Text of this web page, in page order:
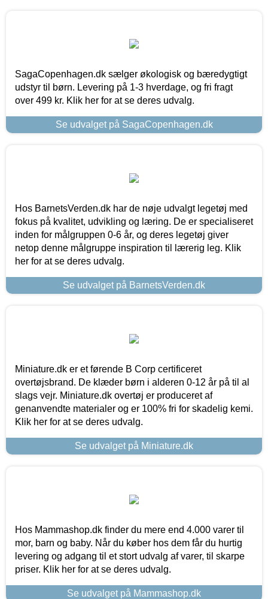
SagaCopenhagen.dk sælger økologisk og bæredygtigt
udstyr til børn. Levering på 1-3 hverdage, og fri fragt
over 499 kr. Klik her for at se deres udvalg.
Se udvalget på SagaCopenhagen.dk
Hos BarnetsVerden.dk har de nøje udvalgt legetøj med
fokus på kvalitet, udvikling og læring. De er specialiseret
inden for målgruppen 0-6 år, og deres legetøj giver
netop denne målgruppe inspiration til lærerig leg. Klik
her for at se deres udvalg.
Se udvalget på BarnetsVerden.dk
Miniature.dk er et førende B Corp certificeret
overtøjsbrand. De klæder børn i alderen 0-12 år på til al
slags vejr. Miniature.dk overtøj er produceret af
genanvendte materialer og er 100% fri for skadelig kemi.
Klik her for at se deres udvalg.
Se udvalget på Miniature.dk
Hos Mammashop.dk finder du mere end 4.000 varer til
mor, barn og baby. Når du køber hos dem får du hurtig
levering og adgang til et stort udvalg af varer, til skarpe
priser. Klik her for at se deres udvalg.
Se udvalget på Mammashop.dk